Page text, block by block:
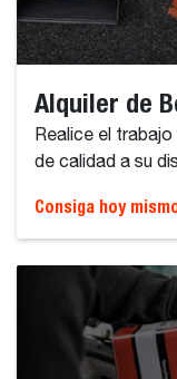
Alquiler de
Realice el
de calidad a su
Consiga hoy